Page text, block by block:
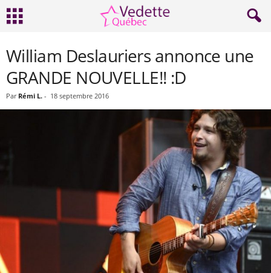
William Deslauriers annonce une
GRANDE NOUVELLE!! :D
Par Rémi L. - 18 septembre 2016